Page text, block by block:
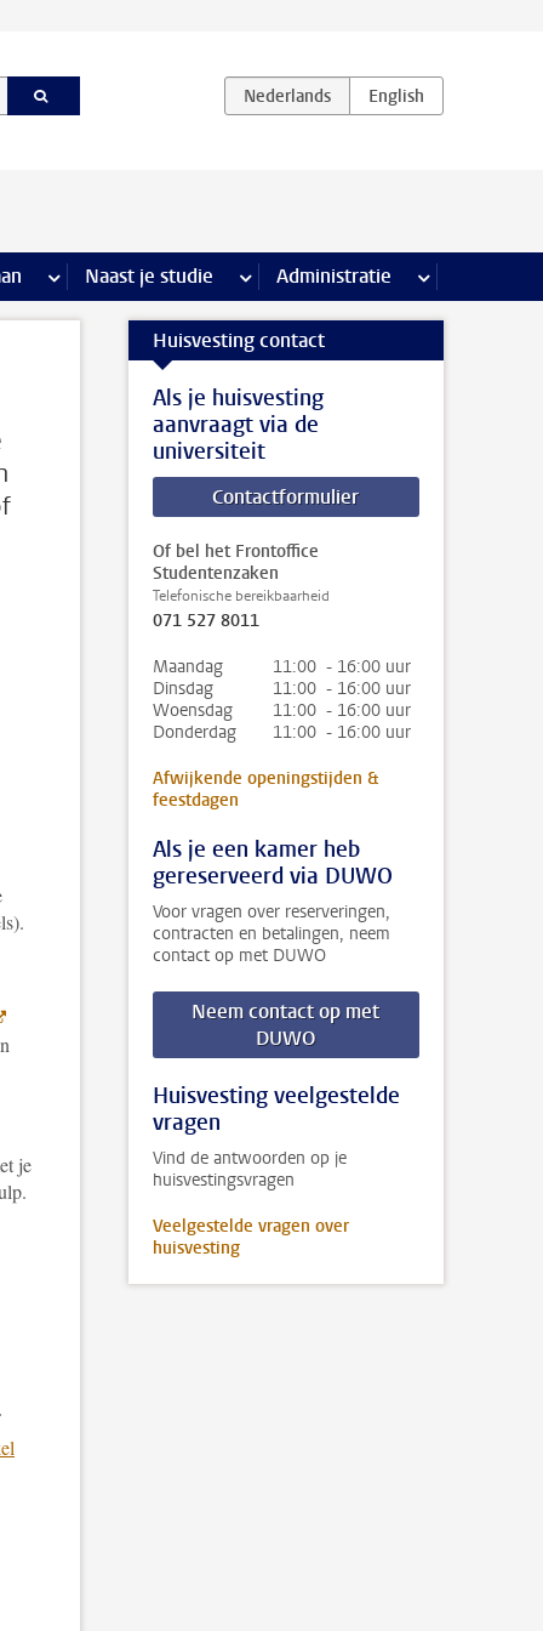
pagina’s
meer Stage & loopbaan pagina’s
Naast je studie meer Naast je studie pagina’s
Administratie meer
je
Huisvesting contact
Als je huisvesting
aanvraagt via de
universiteit
Contactformulier
Of bel het Frontoffice
Studentenzaken
Telefonische bereikbaarheid
071 527 8011
Maandag
11:00 - 16:00 uur
Dinsdag
11:00 - 16:00 uur
Woensdag
11:00 - 16:00 uur
Donderdag
11:00 - 16:00 uur
Afwijkende openingstijden &
feestdagen
Als je een kamer heb
gereserveerd via DUWO
Voor vragen over reserveringen,
contracten en betalingen, neem
contact op met DUWO
Neem contact op met
DUWO
Huisvesting veelgestelde
vragen
Vind de antwoorden op je
huisvestingsvragen
Veelgestelde vragen over
huisvesting